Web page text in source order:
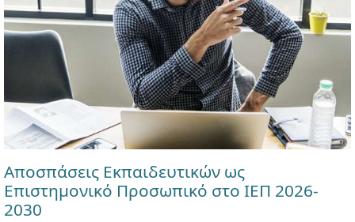
Αποσπάσεις Εκπαιδευτικών ως
Επιστημονικό Προσωπικό στο ΙΕΠ 2026-
2030